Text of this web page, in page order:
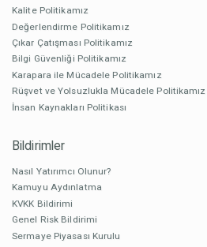
Kalite Politikamız
Değerlendirme Politikamız
Çıkar Çatışması Politikamız
Bilgi Güvenliği Politikamız
Karapara ile Mücadele Politikamız
Rüşvet ve Yolsuzlukla Mücadele Politikamız
İnsan Kaynakları Politikası
Bildirimler
Nasıl Yatırımcı Olunur?
Kamuyu Aydınlatma
KVKK Bildirimi
Genel Risk Bildirimi
Sermaye Piyasası Kurulu